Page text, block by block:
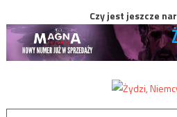
Czy jest jeszcze